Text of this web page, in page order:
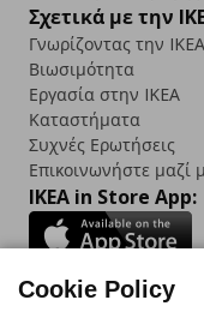
Σχετικά με την
Γνωρίζοντας την IKEA
Βιωσιμότητα
Εργασία στην IKEA
Καταστήματα
Συχνές Ερωτήσεις
Επικοινωνήστε μαζί
IKEA in Store App:
Cookie Policy